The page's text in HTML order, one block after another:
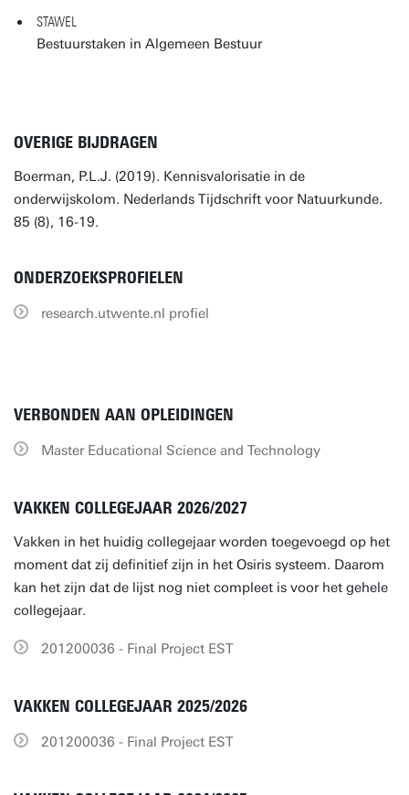
STAWEL
Bestuurstaken in Algemeen Bestuur
OVERIGE BIJDRAGEN
Boerman, P.L.J. (2019). Kennisvalorisatie in de
onderwijskolom. Nederlands Tijdschrift voor Natuurkunde.
85 (8), 16-19.
ONDERZOEKSPROFIELEN
research.utwente.nl profiel
VERBONDEN AAN OPLEIDINGEN
Master Educational Science and Technology
VAKKEN COLLEGEJAAR 2026/2027
Vakken in het huidig collegejaar worden toegevoegd op het
moment dat zij definitief zijn in het Osiris systeem. Daarom
kan het zijn dat de lijst nog niet compleet is voor het gehele
collegejaar.
201200036 - Final Project EST
VAKKEN COLLEGEJAAR 2025/2026
201200036 - Final Project EST